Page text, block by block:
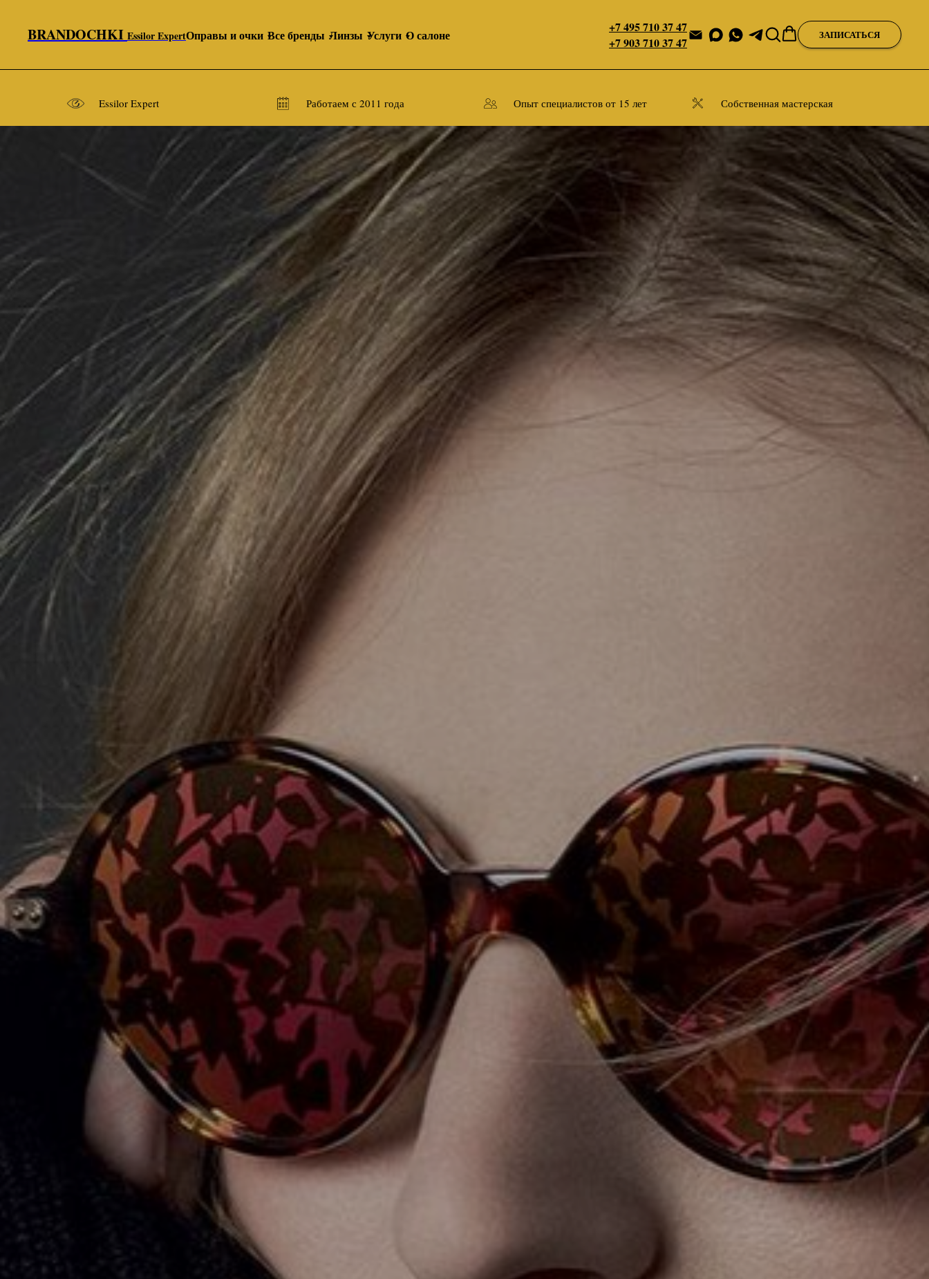
BRANDOCHKI Essilor ExpertОправы и очки Все бренды Линзы Услуги О салоне
+7 495 710 37 47
+7 903 710 37 47
ЗАПИСАТЬСЯ
Essilor Expert Работаем с 2011 года Опыт специалистов от 15 лет Собственная мастерская